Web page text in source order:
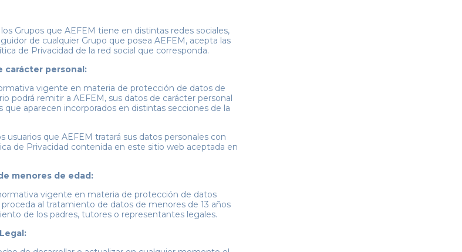
Grupos que AEFEM tiene en distintas redes sociales,
de cualquier Grupo que posea AEFEM, acepta las
de Privacidad de la red social que corresponda.
carácter personal:
vigente en materia de protección de datos de
podrá remitir a AEFEM, sus datos de carácter personal
que aparecen incorporados en distintas secciones de la
usuarios que AEFEM tratará sus datos personales con
de Privacidad contenida en este sitio web aceptada en
menores de edad:
vigente en materia de protección de datos
al tratamiento de datos de menores de 13 años
de los padres, tutores o representantes legales.